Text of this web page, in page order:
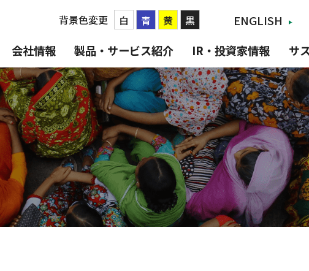
背景色変更 白 青 黄 黒 ENGLISH
会社情報 製品・サービス紹介 IR・投資家情報 サ